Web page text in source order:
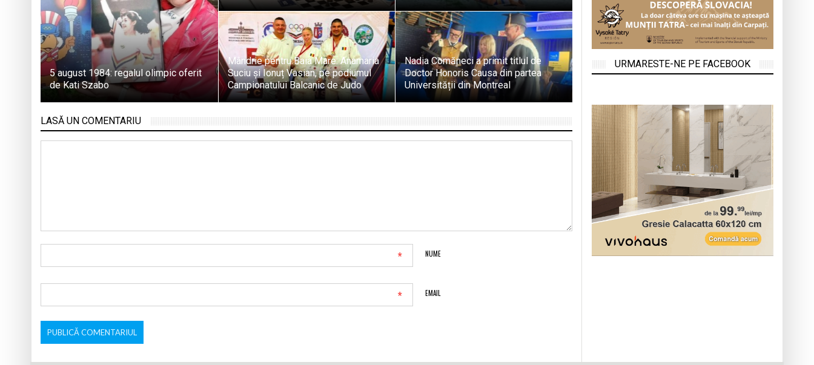
5 august 1984: regalul olimpic oferit
de Kati Szabo
Mândrie pentru Baia Mare: Anamaria
Suciu și Ionuț Vasian, pe podiumul
Campionatului Balcanic de Judo
Nadia Comăneci a primit titlul de
Doctor Honoris Causa din partea
Universității din Montreal
LASĂ UN COMENTARIU
NUME
*
EMAIL
*
URMARESTE-NE PE FACEBOOK